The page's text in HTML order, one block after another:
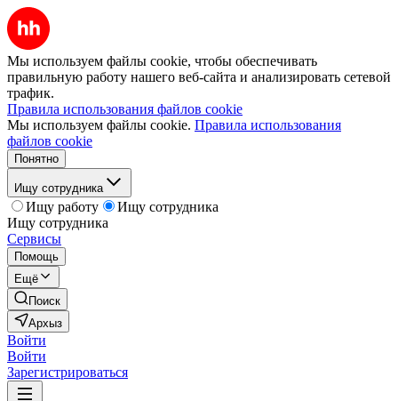
Мы используем файлы cookie, чтобы обеспечивать
правильную работу нашего веб-сайта и анализировать сетевой
трафик.
Правила использования файлов cookie
Мы используем файлы cookie. Правила использования
файлов cookie
Понятно
Ищу сотрудника
Ищу работу
Ищу сотрудника
Ищу сотрудника
Сервисы
Помощь
Ещё
Поиск
Архыз
Войти
Войти
Зарегистрироваться